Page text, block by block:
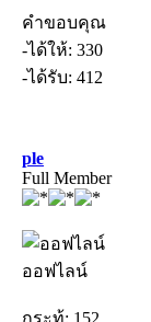
คำขอบคุณ
-ได้ให้: 330
-ได้รับ: 412
ple
Full Member
ออฟไลน์
กระทู้: 152